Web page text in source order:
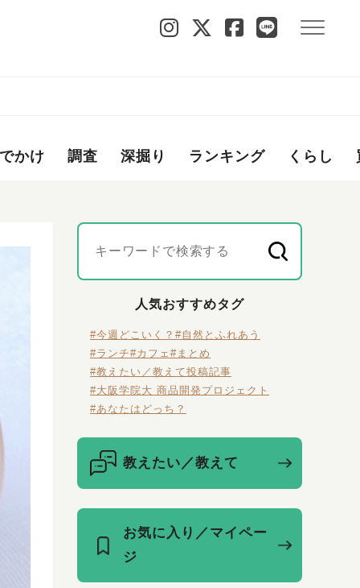
かけ 調査 深掘り ランキング くらし
人気おすすめタグ
#今週どこいく？ #自然とふれあう
#ランチ#カフェ #まとめ
#教えたい／教えて投稿記事
#大阪学院大 商品開発プロジェクト
#あなたはどっち？
教えたい／教えて
お気に入り／マイペー
ジ